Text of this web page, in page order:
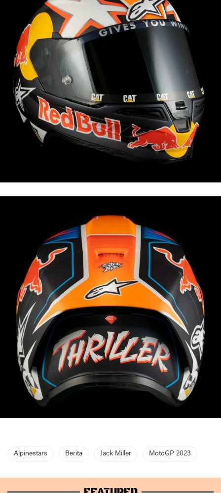
Alpinestars Berita Jack Miller MotoGP 2023